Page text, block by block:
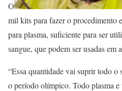
O
mil kits para fazer o procedimento
para plasma, suficiente para ser
sangue, que podem ser usadas em
“Essa quantidade vai suprir todo o
o período olímpico. Todo plasma e